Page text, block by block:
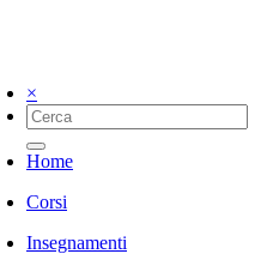
×
Home
Corsi
Insegnamenti